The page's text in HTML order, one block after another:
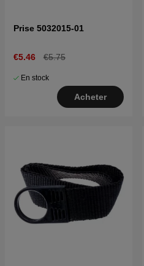
Prise 5032015-01
€5.46 €5.75
En stock
Acheter